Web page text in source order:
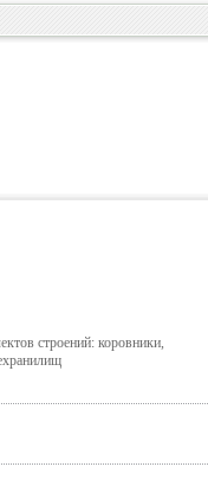
строений: коровники,